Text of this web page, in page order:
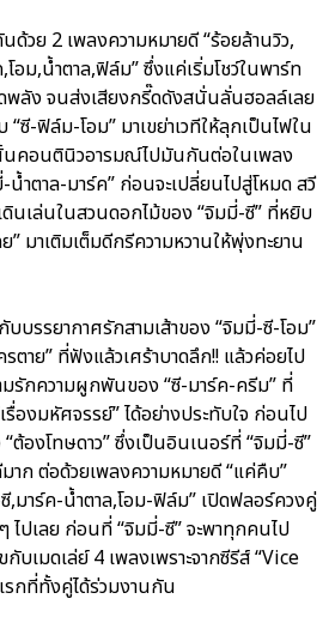
ด้วย 2 เพลงความหมายดี “ร้อยล้านวิว,
อม,น้ำตาล,ฟิล์ม” ซึ่งแค่เริ่มโชว์ในพาร์ท
ลัง จนส่งเสียงกรี๊ดดังสนั่นลั่นฮอลล์เลย
ซี-ฟิล์ม-โอม” มาเขย่าเวทีให้ลุกเป็นไฟใน
นคอนตินิวอารมณ์ไปมันกันต่อในเพลง
น้ำตาล-มาร์ค” ก่อนจะเปลี่ยนไปสู่โหมด สวี
นเล่นในสวนดอกไม้ของ “จิมมี่-ซี” ที่หยิบ
” มาเติมเต็มดีกรีความหวานให้พุ่งทะยาน
บรรยากาศรักสามเส้าของ “จิมมี่-ซี-โอม”
ตาย” ที่ฟังแล้วเศร้าบาดลึก!! แล้วค่อยไป
รักความผูกพันของ “ซี-มาร์ค-ครีม” ที่
องมหัศจรรย์” ได้อย่างประทับใจ ก่อนไป
องโทษดาว” ซึ่งเป็นอินเนอร์ที่ “จิมมี่-ซี”
าก ต่อด้วยเพลงความหมายดี “แค่คืบ”
,มาร์ค-น้ำตาล,โอม-ฟิล์ม” เปิดฟลอร์ควงคู่
ปเลย ก่อนที่ “จิมมี่-ซี” จะพาทุกคนไป
บเมดเล่ย์ 4 เพลงเพราะจากซีรีส์ “Vice
รกที่ทั้งคู่ได้ร่วมงานกัน